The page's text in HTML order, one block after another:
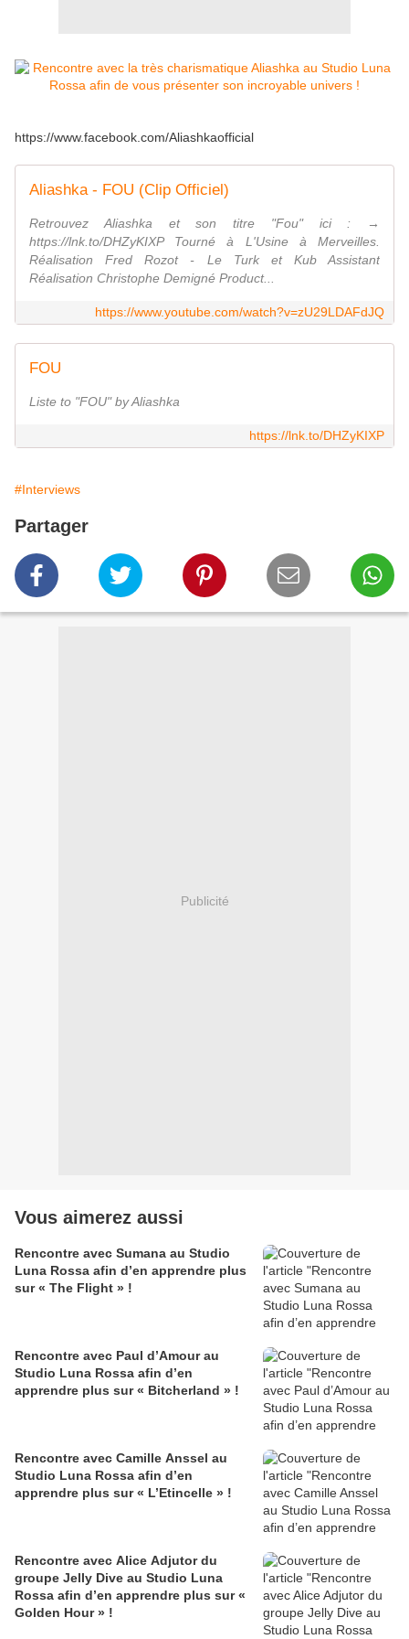
https://www.facebook.com/Aliashkaofficial
Aliashka - FOU (Clip Officiel)
Retrouvez Aliashka et son titre "Fou" ici : →
https://lnk.to/DHZyKIXP Tourné à L'Usine à Merveilles.
Réalisation Fred Rozot - Le Turk et Kub Assistant
Réalisation Christophe Demigné Product...
https://www.youtube.com/watch?v=zU29LDAFdJQ
FOU
Liste to "FOU" by Aliashka
https://lnk.to/DHZyKIXP
#Interviews
Partager
Publicité
Vous aimerez aussi
Rencontre avec Sumana au Studio
Luna Rossa afin d’en apprendre plus
sur « The Flight » !
Rencontre avec Paul d’Amour au
Studio Luna Rossa afin d’en
apprendre plus sur « Bitcherland » !
Rencontre avec Camille Anssel au
Studio Luna Rossa afin d’en
apprendre plus sur « L’Etincelle » !
Rencontre avec Alice Adjutor du
groupe Jelly Dive au Studio Luna
Rossa afin d’en apprendre plus sur «
Golden Hour » !